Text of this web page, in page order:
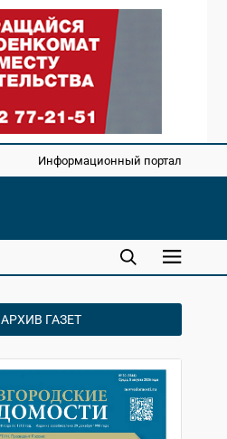
Информационный портал
АРХИВ ГАЗЕТ